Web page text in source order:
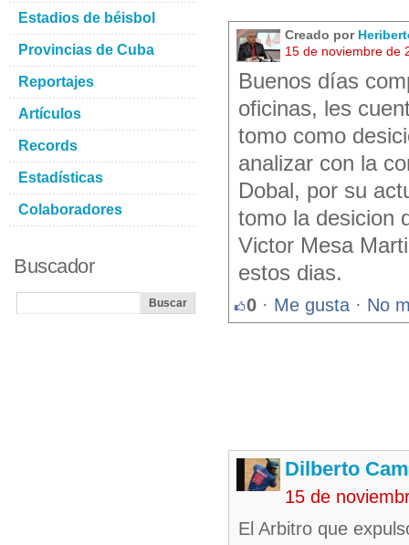
Creado por
15 de noviembre de
Buenos días
oficinas, les
tomo como
analizar con la
Dobal, por su
tomo la desicion
Victor Mesa
estos dias.
0 · Me gusta · No
Dilberto
15 de
El Arbitro que
Estadios de béisbol
Provincias de Cuba
Reportajes
Artículos
Records
Estadísticas
Colaboradores
Buscador